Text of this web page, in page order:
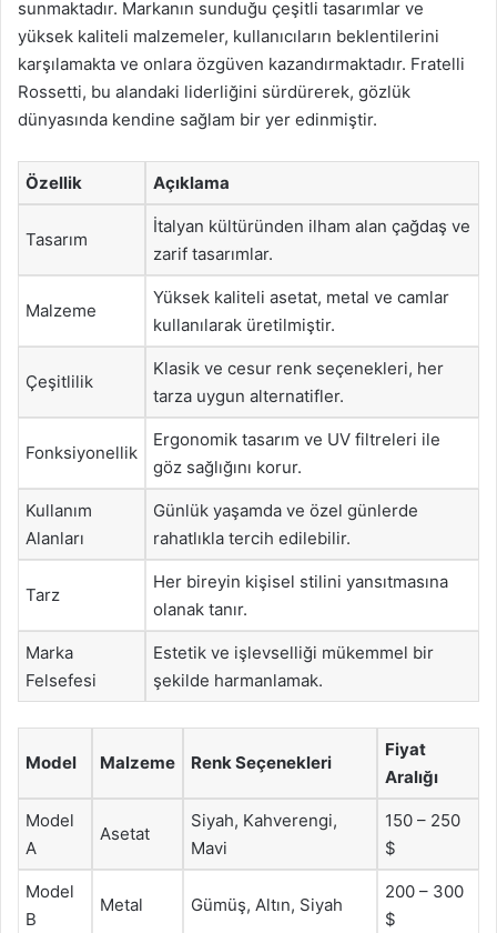
sunmaktadır. Markanın sunduğu çeşitli tasarımlar ve
yüksek kaliteli malzemeler, kullanıcıların beklentilerini
karşılamakta ve onlara özgüven kazandırmaktadır. Fratelli
Rossetti, bu alandaki liderliğini sürdürerek, gözlük
dünyasında kendine sağlam bir yer edinmiştir.
Özellik Açıklama
Tasarım
İtalyan kültüründen ilham alan çağdaş ve
zarif tasarımlar.
Malzeme
Yüksek kaliteli asetat, metal ve camlar
kullanılarak üretilmiştir.
Çeşitlilik
Klasik ve cesur renk seçenekleri, her
tarza uygun alternatifler.
Fonksiyonellik
Ergonomik tasarım ve UV filtreleri ile
göz sağlığını korur.
Kullanım
Alanları
Günlük yaşamda ve özel günlerde
rahatlıkla tercih edilebilir.
Tarz
Her bireyin kişisel stilini yansıtmasına
olanak tanır.
Marka
Felsefesi
Estetik ve işlevselliği mükemmel bir
şekilde harmanlamak.
Model Malzeme Renk Seçenekleri
Fiyat
Aralığı
Model
A
Asetat
Siyah, Kahverengi,
Mavi
150 – 250
$
Model
B
Metal Gümüş, Altın, Siyah
200 – 300
$